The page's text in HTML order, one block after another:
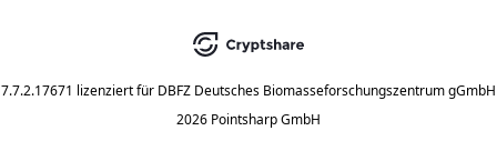
7.7.2.17671 lizenziert für DBFZ Deutsches Biomasseforschungszentrum gGmbH
2026 Pointsharp GmbH